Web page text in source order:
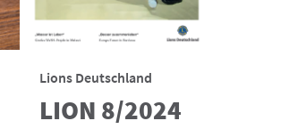
Lions Deutschland
LION 8/2024